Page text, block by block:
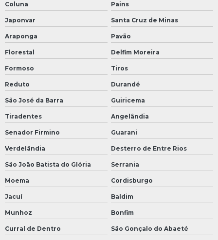
Coluna Pains
Japonvar Santa Cruz de Minas
Araponga Pavão
Florestal Delfim Moreira
Formoso Tiros
Reduto Durandé
São José da Barra Guiricema
Tiradentes Angelândia
Senador Firmino Guarani
Verdelândia Desterro de Entre Rios
São João Batista do Glória Serrania
Moema Cordisburgo
Jacuí Baldim
Munhoz Bonfim
Curral de Dentro São Gonçalo do Abaeté